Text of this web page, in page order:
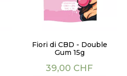
Fiori di CBD - Double
Gum 15g
Prezzo
39,00 CHF